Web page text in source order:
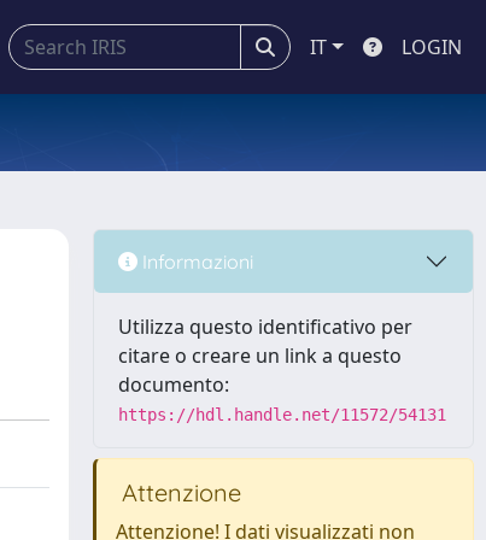
IT LOGIN
Informazioni
Utilizza questo identificativo per
citare o creare un link a questo
documento:
https://hdl.handle.net/11572/54131
Attenzione
Attenzione! I dati visualizzati non